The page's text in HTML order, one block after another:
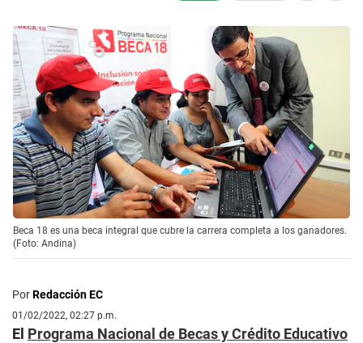
Beca 18 es una beca integral que cubre la carrera completa a los ganadores.
(Foto: Andina)
PorRedacción EC
01/02/2022, 02:27 p.m.
El Programa Nacional de Becas y Crédito Educativo